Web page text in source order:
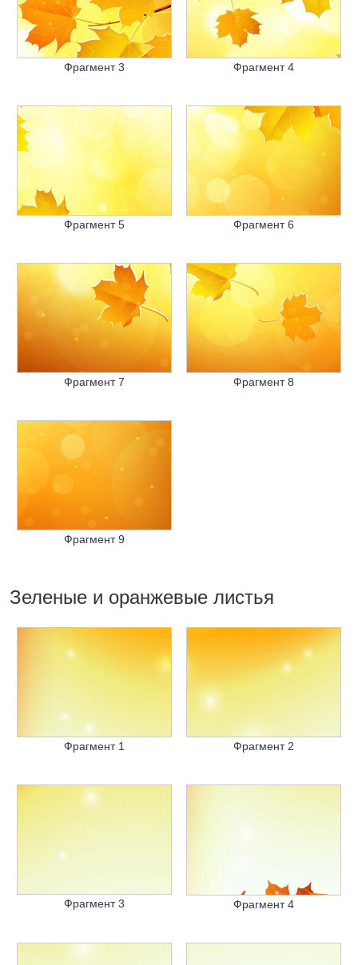
Фрагмент 3 Фрагмент 4
Фрагмент 5 Фрагмент 6
Фрагмент 7 Фрагмент 8
Фрагмент 9
Зеленые и оранжевые листья
Фрагмент 1 Фрагмент 2
Фрагмент 3 Фрагмент 4